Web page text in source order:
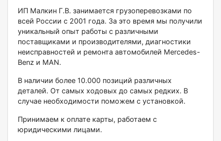
ИП Малкин Г.В. занимается грузоперевозками по
всей России с 2001 года. За это время мы получили
уникальный опыт работы с различными
поставщиками и производителями, диагностики
неисправностей и ремонта автомобилей Меrсеdеs-
Веnz и МАN.
В наличии более 10.000 позиций различных
деталей. От самых ходовых до самых редких. В
случае необходимости поможем с установкой.
Принимаем к оплате карты, работаем с
юридическими лицами.